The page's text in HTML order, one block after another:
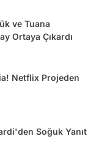
ve Tuana
Ortaya Çıkardı
Netflix Projeden
Soğuk Yanıt